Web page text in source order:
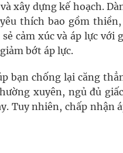
xây dựng kế hoạch.
thích bao gồm
cảm xúc và áp lực
bớt áp lực.
bạn chống lại căng
xuyên, ngủ đủ
Tuy nhiên, chấp nhận